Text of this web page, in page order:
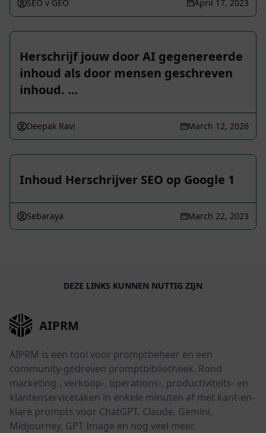
SEO v GEO April 17, 2023
Herschrijf jouw door AI gegenereerde
inhoud als door mensen geschreven
inhoud. …
Deepak Ravi March 12, 2026
Inhoud Herschrijver SEO op Google 1
Sebaraya March 22, 2023
DEZE LINKS KUNNEN NUTTIG ZIJN
AIPRM
AIPRM is een tool voor promptbeheer en een
community-gedreven promptbibliotheek. Rond
marketing-, verkoop-, operations-, productiviteits- en
klantenservicetaken in enkele minuten af met kant-en-
klare prompts voor ChatGPT, Claude, Gemini,
Midjourney, GPT Image en nog veel meer.